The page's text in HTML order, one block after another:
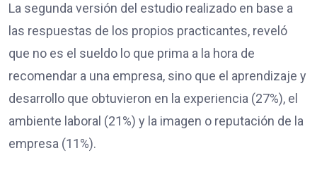
La segunda versión del estudio realizado en base a
las respuestas de los propios practicantes, reveló
que no es el sueldo lo que prima a la hora de
recomendar a una empresa, sino que el aprendizaje y
desarrollo que obtuvieron en la experiencia (27%), el
ambiente laboral (21%) y la imagen o reputación de la
empresa (11%).